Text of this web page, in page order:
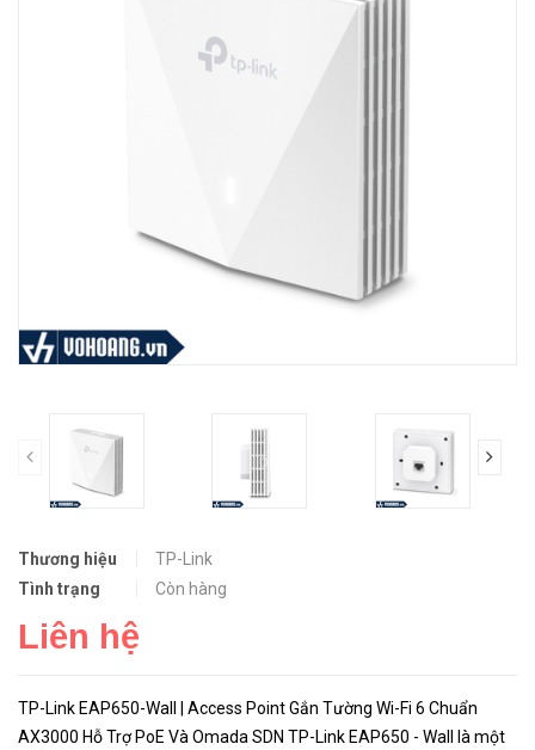
prev
Thương hiệu
TP-Link
Tình trạng
Còn hàng
Liên hệ
TP-Link EAP650-Wall | Access Point Gắn Tường Wi-Fi 6 Chuẩn
AX3000 Hỗ Trợ PoE Và Omada SDN TP-Link EAP650 - Wall là một